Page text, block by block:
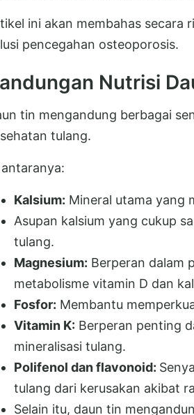
ini akan membahas secara
pencegahan osteoporosis.
Nutrisi
tin mengandung berbagai
tulang.
antaranya:
Kalsium: Mineral utama yang
Asupan kalsium yang cukup
tulang.
Magnesium: Berperan dalam
metabolisme vitamin D dan
Fosfor: Membantu
Vitamin K: Berperan penting
mineralisasi tulang.
Polifenol dan flavonoid:
tulang dari kerusakan akibat
Selain itu, daun tin